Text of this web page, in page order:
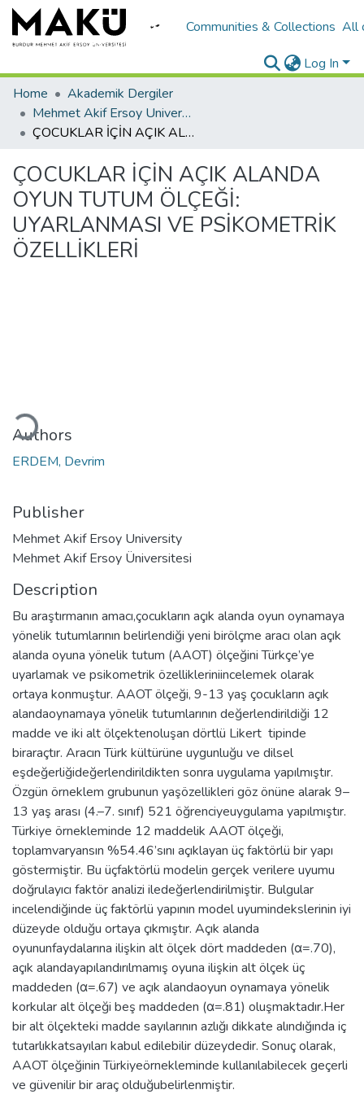
Communities & Collections All
Log In
Home
Akademik Dergiler
Mehmet Akif Ersoy University Journal of Education Faculty
ÇOCUKLAR İÇİN AÇIK ALANDA OYUN TUTUM ÖLÇEĞİ: UYARLANMASI VE PSİKOMETRİK ÖZELLİKLERİ
ÇOCUKLAR İÇİN AÇIK ALANDA
OYUN TUTUM ÖLÇEĞİ:
UYARLANMASI VE PSİKOMETRİK
ÖZELLİKLERİ
Authors
ERDEM, Devrim
Publisher
Mehmet Akif Ersoy University
Mehmet Akif Ersoy Üniversitesi
Description
Bu araştırmanın amacı,çocukların açık alanda oyun oynamaya
yönelik tutumlarının belirlendiği yeni birölçme aracı olan açık
alanda oyuna yönelik tutum (AAOT) ölçeğini Türkçe’ye
uyarlamak ve psikometrik özellikleriniincelemek olarak
ortaya konmuştur. AAOT ölçeği, 9-13 yaş çocukların açık
alandaoynamaya yönelik tutumlarının değerlendirildiği 12
madde ve iki alt ölçektenoluşan dörtlü Likert tipinde
biraraçtır. Aracın Türk kültürüne uygunluğu ve dilsel
eşdeğerliğideğerlendirildikten sonra uygulama yapılmıştır.
Özgün örneklem grubunun yaşözellikleri göz önüne alarak 9–
13 yaş arası (4.–7. sınıf) 521 öğrenciyeuygulama yapılmıştır.
Türkiye örnekleminde 12 maddelik AAOT ölçeği,
toplamvaryansın %54.46’sını açıklayan üç faktörlü bir yapı
göstermiştir. Bu üçfaktörlü modelin gerçek verilere uyumu
doğrulayıcı faktör analizi iledeğerlendirilmiştir. Bulgular
incelendiğinde üç faktörlü yapının model uyumindekslerinin iyi
düzeyde olduğu ortaya çıkmıştır. Açık alanda
oyununfaydalarına ilişkin alt ölçek dört maddeden (α=.70),
açık alandayapılandırılmamış oyuna ilişkin alt ölçek üç
maddeden (α=.67) ve açık alandaoyun oynamaya yönelik
korkular alt ölçeği beş maddeden (α=.81) oluşmaktadır.Her
bir alt ölçekteki madde sayılarının azlığı dikkate alındığında iç
tutarlıkkatsayıları kabul edilebilir düzeydedir. Sonuç olarak,
AAOT ölçeğinin Türkiyeörnekleminde kullanılabilecek geçerli
ve güvenilir bir araç olduğubelirlenmiştir.